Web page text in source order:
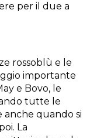
per il due a
rossoblù e le
importante
e Bovo, le
tutte le
quando si
La